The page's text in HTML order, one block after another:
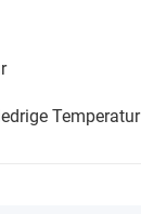
Temperatur